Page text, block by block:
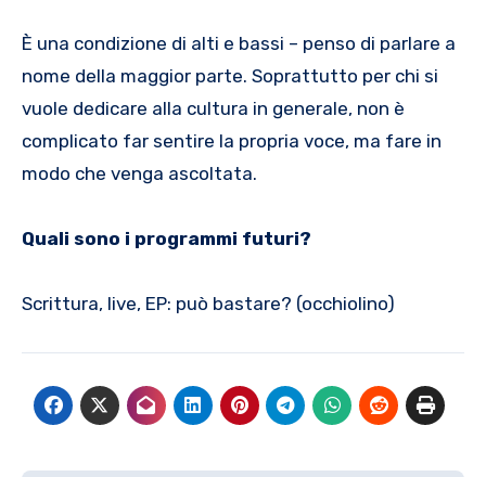
È una condizione di alti e bassi – penso di parlare a
nome della maggior parte. Soprattutto per chi si
vuole dedicare alla cultura in generale, non è
complicato far sentire la propria voce, ma fare in
modo che venga ascoltata.
Quali sono i programmi futuri?
Scrittura, live, EP: può bastare? (occhiolino)